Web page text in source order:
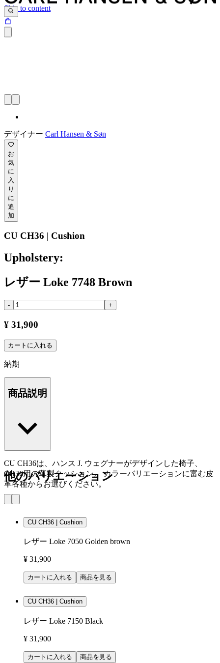
Skip to content
デザイナー Carl Hansen & Søn
お
気
に
入
り
に
追
加
CU CH36 | Cushion
Upholstery:
レザー Loke 7748 Brown
- +
¥ 31,900
カートに入れる
納期
商品説明
CU CH36は、ハンス J. ウェグナーがデザインした椅子、
CH36用の革製クッション。 カラーバリエーションに富む皮
革各種からお選びください。
他のバリエーション
CU CH36 | Cushion
レザー Loke 7050 Golden brown
¥ 31,900
カートに入れる 商品を見る
CU CH36 | Cushion
レザー Loke 7150 Black
¥ 31,900
カートに入れる 商品を見る